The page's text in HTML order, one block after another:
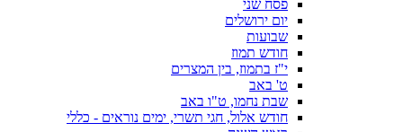
פסח שני
יום ירושלים
שבועות
חודש תמוז
י"ז בתמוז, בין המצרים
ט' באב
שבת נחמו, ט"ו באב
חודש אלול, חגי תשרי, ימים נוראים - כללי